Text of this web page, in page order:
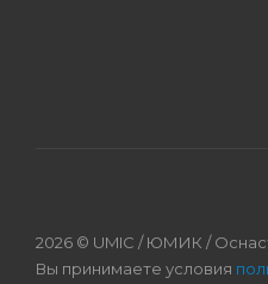
2026 © UMIC / ЮМИК /
Вы принимаете условия